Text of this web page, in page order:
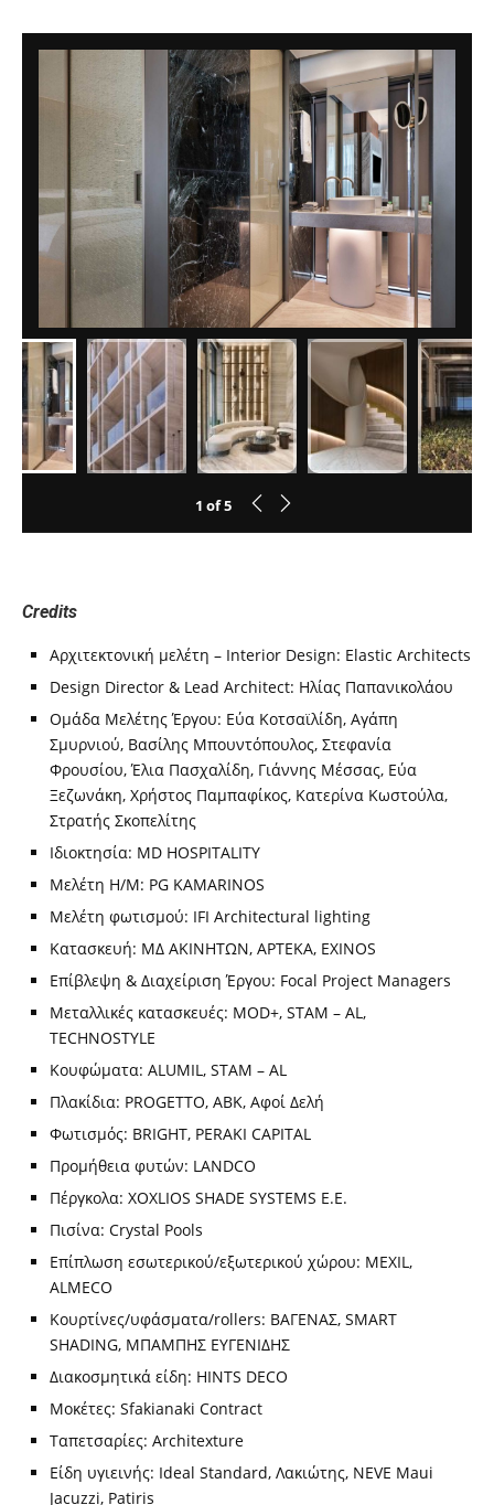
1 of5
Credits
Αρχιτεκτονική μελέτη – Interior Design: Elastic Architects
Design Director & Lead Architect: Ηλίας Παπανικολάου
Ομάδα Μελέτης Έργου: Εύα Κοτσαϊλίδη, Αγάπη
Σμυρνιού, Βασίλης Μπουντόπουλος, Στεφανία
Φρουσίου, Έλια Πασχαλίδη, Γιάννης Μέσσας, Εύα
Ξεζωνάκη, Χρήστος Παμπαφίκος, Κατερίνα Κωστούλα,
Στρατής Σκοπελίτης
Ιδιοκτησία: MD HOSPITALITY
Μελέτη Η/Μ: PG KAMARINOS
Μελέτη φωτισμού: IFI Architectural lighting
Κατασκευή: ΜΔ ΑΚΙΝΗΤΩΝ, AΡTEKA, EXINOS
Επίβλεψη & Διαχείριση Έργου: Focal Project Managers
Μεταλλικές κατασκευές: MOD+, STAM – AL,
TECHNOSTYLE
Κουφώματα: ALUMIL, STAM – AL
Πλακίδια: PROGETTO, ABK, Αφοί Δελή
Φωτισμός: BRIGHT, PERAKI CAPITAL
Προμήθεια φυτών: LANDCO
Πέργκολα: XOXLIOS SHADE SYSTEMS E.E.
Πισίνα: Crystal Pools
Επίπλωση εσωτερικού/εξωτερικού χώρου: MEXIL,
ALMECO
Κουρτίνες/υφάσματα/rollers: ΒΑΓΕΝΑΣ, SMART
SHADING, ΜΠΑΜΠΗΣ ΕΥΓΕΝΙΔΗΣ
Διακοσμητικά είδη: HINTS DECO
Μοκέτες: Sfakianaki Contract
Ταπετσαρίες: Architexture
Είδη υγιεινής: Ideal Standard, Λακιώτης, ΝEVE Maui
Jacuzzi, Patiris